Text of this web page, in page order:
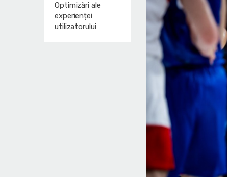
Optimizări ale
experienței
utilizatorului